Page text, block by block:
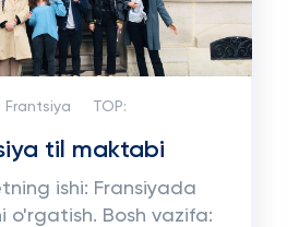
Frantsiya TOP:
til maktabi
ishi: Fransiyada
o'rgatish. Bosh vazifa: